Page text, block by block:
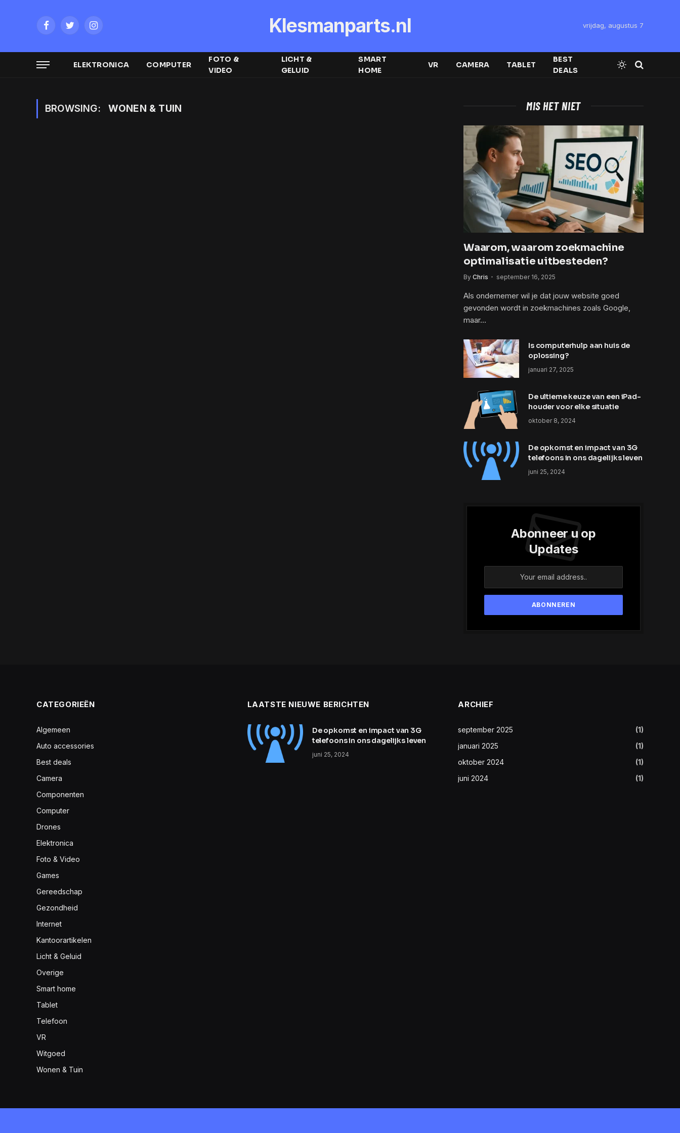
FacebookTwitterInstagram Klesmanparts.nl vrijdag, augustus 7
ELEKTRONICA COMPUTER
FOTO &
VIDEO
LICHT &
GELUID
SMART
HOME
VR CAMERA TABLET
BEST
DEALS
BROWSING: WONEN & TUIN MIS HET NIET
Waarom, waarom zoekmachine
optimalisatie uitbesteden?
By Chris september 16, 2025
Als ondernemer wil je dat jouw website goed
gevonden wordt in zoekmachines zoals Google,
maar…
Is computerhulp aan huis de
oplossing?
januari 27, 2025
De ultieme keuze van een iPad-
houder voor elke situatie
oktober 8, 2024
De opkomst en impact van 3G
telefoons in ons dagelijks leven
juni 25, 2024
Abonneer u op
Updates
CATEGORIEËN
Algemeen
Auto accessories
Best deals
Camera
Componenten
Computer
Drones
Elektronica
Foto & Video
Games
Gereedschap
Gezondheid
Internet
Kantoorartikelen
Licht & Geluid
Overige
Smart home
Tablet
Telefoon
VR
Witgoed
Wonen & Tuin
LAATSTE NIEUWE BERICHTEN
De opkomst en impact van 3G
telefoons in ons dagelijks leven
juni 25, 2024
ARCHIEF
september 2025
(1)
januari 2025
(1)
oktober 2024
(1)
juni 2024
(1)